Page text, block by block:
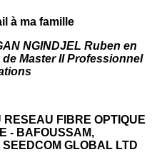
à ma famille
NGINDJEL Ruben en
Master II Professionnel
RESEAU FIBRE OPTIQUE
- BAFOUSSAM,
GLOBAL LTD